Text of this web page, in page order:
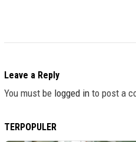
Leave a Reply
You must be logged in to post a
TERPOPULER